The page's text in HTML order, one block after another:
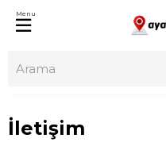
Menu
İletişim